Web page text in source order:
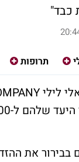
כבד"
תרופות